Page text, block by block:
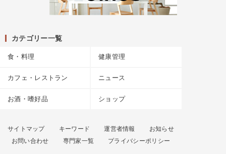
カテゴリー一覧
食・料理 健康管理
カフェ・レストラン ニュース
お酒・嗜好品 ショップ
サイトマップ キーワード 運営者情報
お知らせ
お問い合わせ
専門家一覧 プライバシーポリシー